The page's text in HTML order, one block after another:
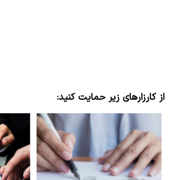
از کارزارهای زیر حمایت کنید: